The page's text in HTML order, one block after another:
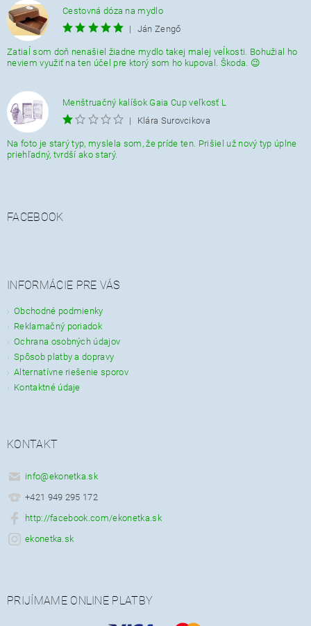
Cestovná dóza na mydlo
|
Ján Zengő
Zatiaĺ som doň nenašiel žiadne mydlo takej malej veĺkosti. Bohužial ho
neviem využiť na ten účel pre ktorý som ho kupoval. Škoda. 😉
Menštruačný kalíšok Gaia Cup veľkosť L
|
Klára Surovcikova
Na foto je starý typ, myslela som, že príde ten. Prišiel už nový typ úplne
priehľadný, tvrdší ako starý.
FACEBOOK
INFORMÁCIE PRE VÁS
Obchodné podmienky
Reklamačný poriadok
Ochrana osobných údajov
Spôsob platby a dopravy
Alternatívne riešenie sporov
Kontaktné údaje
KONTAKT
info@ekonetka.sk
+421 949 295 172
http://facebook.com/ekonetka.sk
ekonetka.sk
PRIJÍMAME ONLINE PLATBY